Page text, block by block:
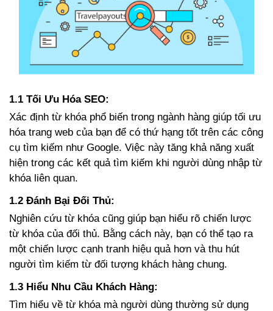
1.1 Tối Ưu Hóa SEO:
Xác định từ khóa phổ biến trong ngành hàng giúp tối ưu
hóa trang web của bạn để có thứ hạng tốt trên các công
cụ tìm kiếm như Google. Việc này tăng khả năng xuất
hiện trong các kết quả tìm kiếm khi người dùng nhập từ
khóa liên quan.
1.2 Đánh Bại Đối Thủ:
Nghiên cứu từ khóa cũng giúp bạn hiểu rõ chiến lược
từ khóa của đối thủ. Bằng cách này, bạn có thể tạo ra
một chiến lược cạnh tranh hiệu quả hơn và thu hút
người tìm kiếm từ đối tượng khách hàng chung.
1.3 Hiểu Nhu Cầu Khách Hàng:
Tìm hiểu về từ khóa mà người dùng thường sử dụng